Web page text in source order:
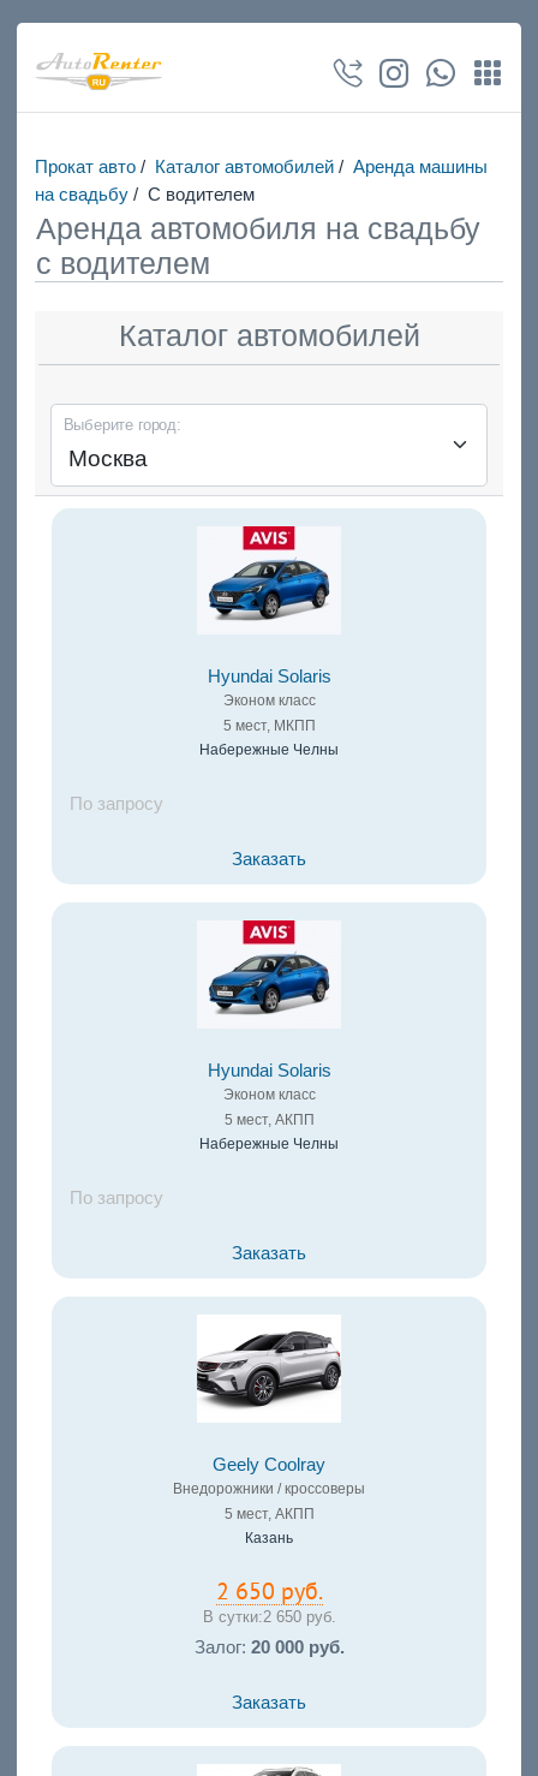
Прокат авто/ Каталог автомобилей/ Аренда машины
на свадьбу/ С водителем
Аренда автомобиля на свадьбу
с водителем
Каталог автомобилей
Выберите город:
Hyundai Solaris
Эконом класс
5 мест, МКПП
Набережные Челны
По запросу
Заказать
Hyundai Solaris
Эконом класс
5 мест, АКПП
Набережные Челны
По запросу
Заказать
Geely Coolray
Внедорожники / кроссоверы
5 мест, АКПП
Казань
2 650 руб.
В сутки:2 650 руб.
Залог: 20 000 руб.
Заказать